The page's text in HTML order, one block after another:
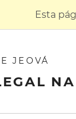
Esta
JEOVÁ